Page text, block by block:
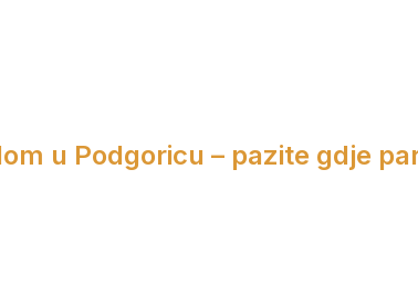
u Podgoricu – pazite gdje